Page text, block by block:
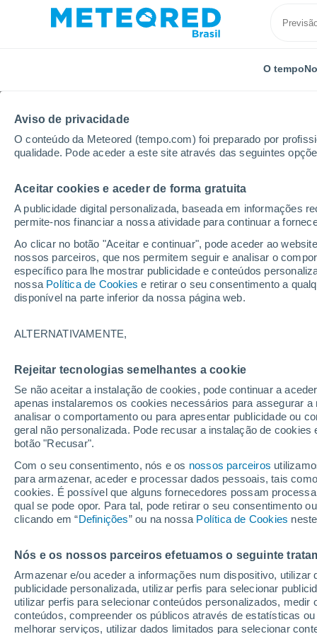
Aviso de privacidade
O conteúdo da Meteored (tempo.com) foi preparado por
qualidade. Pode aceder a este site através das seguintes
Aceitar cookies e aceder de forma gratuita
A publicidade digital personalizada, baseada em informações
permite-nos financiar a nossa atividade para continuar a
Ao clicar no botão "Aceitar e continuar", pode aceder ao
nossos parceiros, que nos permitem seguir e analisar o
específico para lhe mostrar publicidade e conteúdos
nossa Política de Cookies e retirar o seu consentimento a
disponível na parte inferior da nossa página web.
ALTERNATIVAMENTE,
Rejeitar tecnologias semelhantes a cookie
Se não aceitar a instalação de cookies, pode continuar a
apenas instalaremos os cookies necessários para assegurar
analisar o comportamento ou para apresentar publicidade ou
geral não personalizada. Pode recusar a instalação de
botão "Recusar".
Com o seu consentimento, nós e os nossos parceiros
para armazenar, aceder e processar dados pessoais, tais
cookies. É possível que alguns fornecedores possam
qual se pode opor. Para tal, pode retirar o seu consentimento
clicando em “Definições” ou na nossa Política de Cookies
Nós e os nossos parceiros efetuamos o seguinte
Armazenar e/ou aceder a informações num dispositivo,
publicidade personalizada, utilizar perfis para selecionar
utilizar perfis para selecionar conteúdos personalizados,
conteúdos, compreender os públicos através de estatísticas
melhorar serviços, utilizar dados limitados para selecionar
O tempo
Início Estados Unidos Nova Hampshire
Previsão do tempo
03:41 Domingo
20°
Sensação de 20°
Iluminada:
Sudeste; confira a previsão do tempo
O Tempo 1 - 7 Dias Atualidade Mapas de
Hoje
9 Ago.
Amanhã
10 Ago.
50%
Terça
11 Ago.